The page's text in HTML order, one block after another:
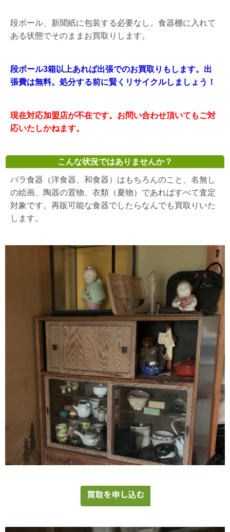
段ボール、新聞紙に包装する必要なし。食器棚に入れて
ある状態でそのままお買取りします。
段ボール3箱以上あれば出張でのお買取りもします。出
張費は無料。処分する前に賢くリサイクルしましょう！
現在対応加盟店が不在です。お問い合わせ頂いてもご対
応いたしかねます。
こんな状況ではありませんか？
バラ食器（洋食器、和食器）はもちろんのこと、名無し
の絵画、陶器の置物、衣類（夏物）であればすべて査定
対象です。再販可能な食器でしたらなんでも買取りいた
します。